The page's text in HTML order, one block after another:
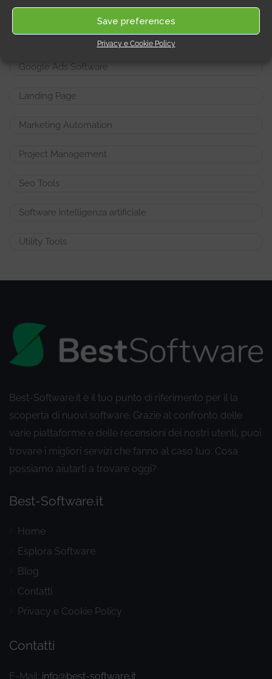
Save preferences
Privacy e Cookie Policy
E-mail Marketing
Ecommerce CMS
Google Ads Software
Landing Page
Marketing Automation
Project Management
Seo Tools
Software intelligenza artificiale
Utility Tools
Best-Software.it è il tuo punto di riferimento per il la
scoperta di nuovi software. Grazie al confronto delle
varie piattaforme e delle recensioni dei nostri utenti, puoi
trovare i migliori servizi che fanno al caso tuo. Cosa
possiamo aiutarti a trovare oggi?
Best-Software.it
Home
Esplora Software
Blog
Contatti
Privacy e Cookie Policy
Contatti
E-Mail: info@best-software.it